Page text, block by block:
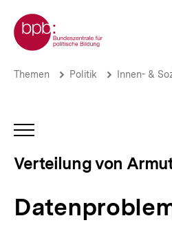
zum
Seiteninhalt
springen
Zur Startseite der bpb
Datenprobleme
Armut
Reichtum
Brotkrümelnavigation
Themen Politik Innen- &
INHALTSNAVIGATION
Verteilung von